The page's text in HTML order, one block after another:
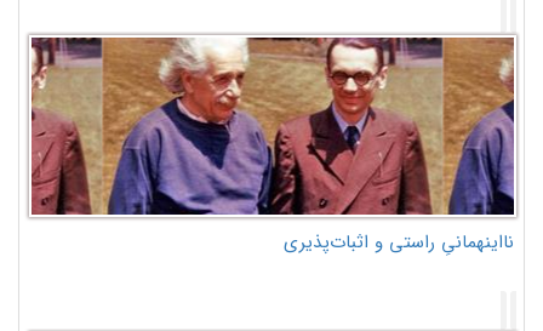
نااینهمانیِ راستی و اثبات‌پذیری